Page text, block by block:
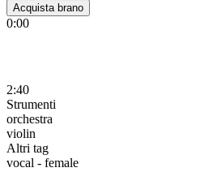
Acquista brano
0:00
2:40
Strumenti
orchestra
violin
Altri tag
vocal - female